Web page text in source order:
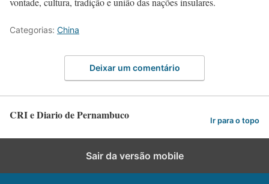
Categorias: China
Deixar um comentário
CRI e Diario de Pernambuco Ir para o topo
Sair da versão mobile